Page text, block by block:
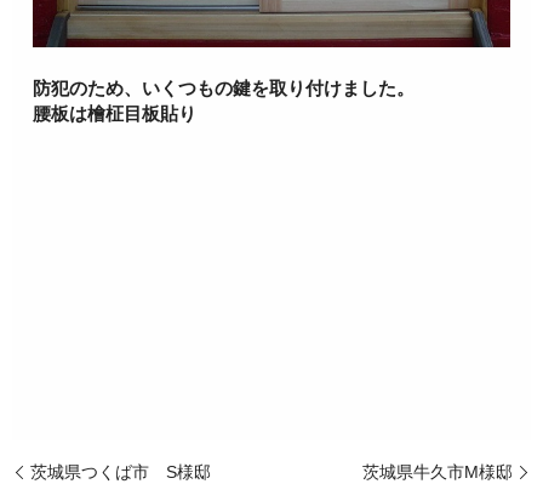
防犯のため、いくつもの鍵を取り付けました。
腰板は檜柾目板貼り
茨城県つくば市 S様邸 茨城県牛久市M様邸